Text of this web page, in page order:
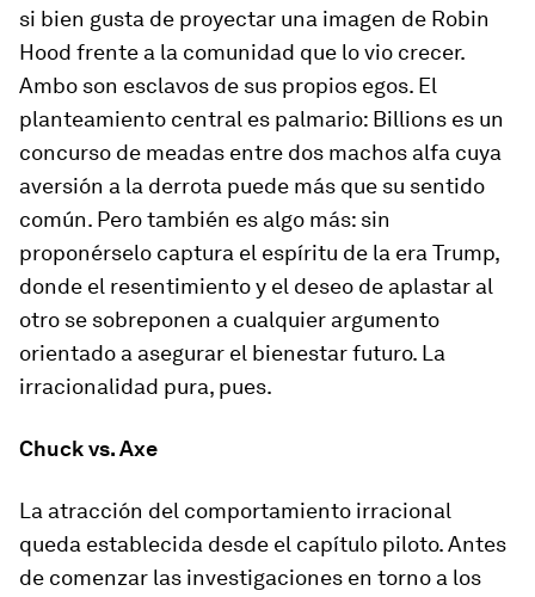
si bien gusta de proyectar una imagen de Robin
Hood frente a la comunidad que lo vio crecer.
Ambo son esclavos de sus propios egos. El
planteamiento central es palmario: Billions es un
concurso de meadas entre dos machos alfa cuya
aversión a la derrota puede más que su sentido
común. Pero también es algo más: sin
proponérselo captura el espíritu de la era Trump,
donde el resentimiento y el deseo de aplastar al
otro se sobreponen a cualquier argumento
orientado a asegurar el bienestar futuro. La
irracionalidad pura, pues.
Chuck vs. Axe
La atracción del comportamiento irracional
queda establecida desde el capítulo piloto. Antes
de comenzar las investigaciones en torno a los